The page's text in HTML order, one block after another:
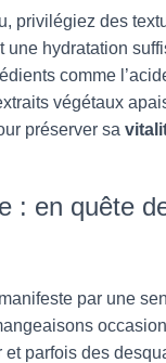
privilégiez des
une hydratation
comme
végétaux
préserver sa
: en quête
par une
et parfois des